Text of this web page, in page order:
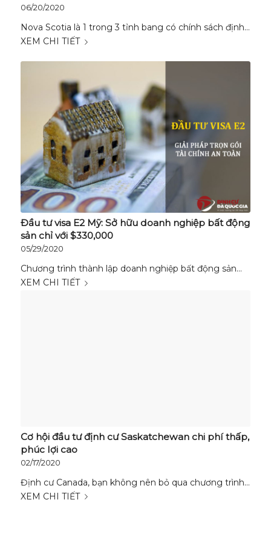
06/20/2020
Nova Scotia là 1 trong 3 tỉnh bang có chính sách định…
XEM CHI TIẾT
Đầu tư visa E2 Mỹ: Sở hữu doanh nghiệp bất động
sản chỉ với $330,000
05/29/2020
Chương trình thành lập doanh nghiệp bất động sản…
XEM CHI TIẾT
Cơ hội đầu tư định cư Saskatchewan chi phí thấp,
phúc lợi cao
02/17/2020
Định cư Canada, bạn không nên bỏ qua chương trình…
XEM CHI TIẾT